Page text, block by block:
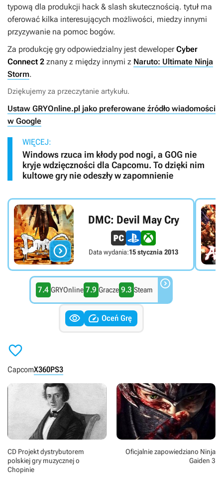
typową dla produkcji hack & slash skutecznością. tytuł ma
oferować kilka interesujących możliwości, miedzy innymi
przyzywanie na pomoc bogów.
Za produkcję gry odpowiedzialny jest deweloperCyber
Connect 2 znany z między innymi z Naruto: Ultimate Ninja
Storm.
Dziękujemy za przeczytanie artykułu.
Ustaw GRYOnline.pl jako preferowane źródło wiadomości
w Google
WIĘCEJ:
Windows rzuca im kłody pod nogi, a GOG nie
kryje wdzięczności dla Capcomu. To dzięki nim
kultowe gry nie odeszły w zapomnienie

DMC: Devil May Cry
Data wydania:15 stycznia 2013
7.4 GRYOnline 7.9 Gracze 9.3 Steam 
  Oceń Grę

CapcomX360PS3
CD Projekt dystrybutorem
polskiej gry muzycznej o
Chopinie
Oficjalnie zapowiedziano Ninja
Gaiden 3